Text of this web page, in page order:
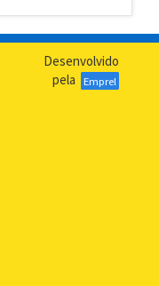
Desenvolvido
pela
Emprel